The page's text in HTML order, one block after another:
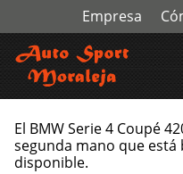
Empresa
El BMW Serie 4 Coupé
segunda mano que
disponible.